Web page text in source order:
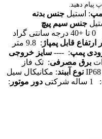
پیام دهید.
: استیل جنس بدنه
جنس سیم پیچ
گراد
ارتفاع قابل پمپاژ : 9.8 متر
پمپ: ---- سایز خروجی
برق مصرفی: تک فاز
نوع آببند: مکانیکال سیل
: 1 ساله شرکتی دور موتور :